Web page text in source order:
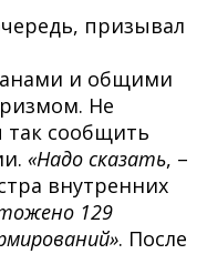
призывал
и общими
Не
так сообщить
«Надо сказать, –
внутренних
129
. После